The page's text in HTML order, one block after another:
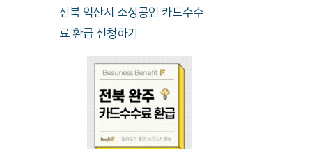
전북 익산시 소상공인 카드수수
료 환급 신청하기